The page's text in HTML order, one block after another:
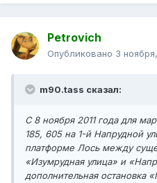
Petrovich
Опубликовано 3
m90.tass сказал:
С 8 ноября 2011 года для
185, 605 на 1-й Напрудной
платформе Лось между
«Изумрудная улица» и
дополнительная остановка